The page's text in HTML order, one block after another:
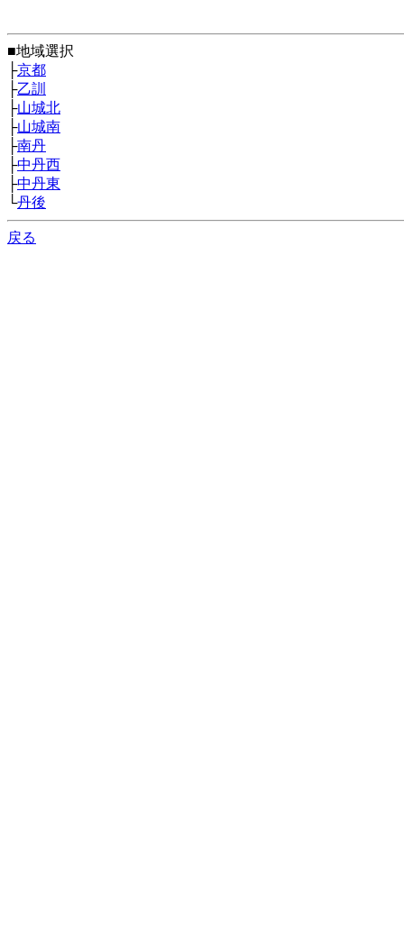
■地域選択
├京都
├乙訓
├山城北
├山城南
├南丹
├中丹西
├中丹東
└丹後
戻る